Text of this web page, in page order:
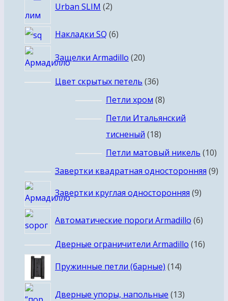
Urban SLIM 2
товара
Накладки SQ 66
Защелки Armadillo 2020
Цвет скрытых петель 3636
товаров
Петли хром 88
товаров
Петли Итальянский
тисненый 1818
товаров
Петли матовый никель 1010
Завертки квадратная односторонняя 99
Завертки круглая односторонняя 99
Автоматические пороги Armadillo 66
Дверные ограничители Armadillo 1616
Пружинные петли (барные) 1414
Дверные упоры, напольные 1313